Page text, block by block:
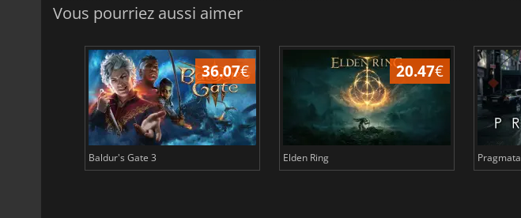
Vous pourriez aussi aimer
36.07€
Baldur's Gate 3
20.47€
Elden Ring Pragmata